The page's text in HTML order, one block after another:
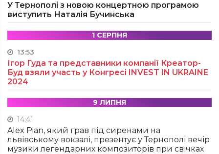
У Тернополі з новою концертною програмою
виступить Наталія Бучинська
1 СЕРПНЯ
13:53
Ігор Гуда та представники компанії Креатор-
Буд взяли участь у Конгресі INVEST IN UKRAINE
2024
9 ЛИПНЯ
14:41
Alex Pian, який грав під сиренами на
львівському вокзалі, презентує у Тернополі вечір
музики легендарних композиторів при свічках